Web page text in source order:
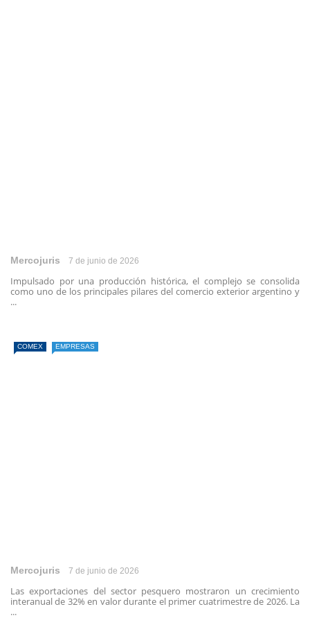
Mercojuris 7 de junio de 2026
Impulsado por una producción histórica, el complejo se consolida
como uno de los principales pilares del comercio exterior argentino y
...
COMEX EMPRESAS
Mercojuris 7 de junio de 2026
Las exportaciones del sector pesquero mostraron un crecimiento
interanual de 32% en valor durante el primer cuatrimestre de 2026. La
...